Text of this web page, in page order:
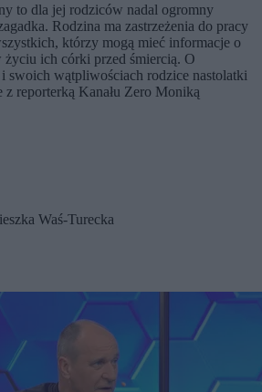
to dla jej rodziców nadal ogromny
Rodzina ma zastrzeżenia do pracy
którzy mogą mieć informacje o
życiu ich córki przed śmiercią. O
swoich wątpliwościach rodzice nastolatki
reporterką Kanału Zero Moniką
Waś-Turecka